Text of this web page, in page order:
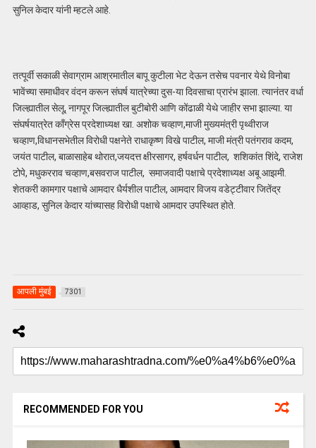
सुनिल केदार यांनी म्हटले आहे.
तत्पूर्वी सकाळी सेवाग्राम आश्रमातील बापू कुटीला भेट देऊन तसेच पवनार येथे विनोबा
भावेंच्या समाधीवर वंदन करून संघर्ष यात्रेच्या दुस-या दिवसाचा प्रारंभ झाला. त्यानंतर वर्धा
जिल्ह्यातील सेलू, नागपूर जिल्ह्यातील बुटीबोरी आणि कोंढाळी येथे जाहीर सभा झाल्या. या
संघर्षयात्रेत काँग्रेस प्रदेशाध्यक्ष खा. अशोक चव्हाण,माजी मुख्यमंत्री पृथ्वीराज
चव्हाण,विधानसभेतील विरोधी पक्षनेते राधाकृष्ण विखे पाटील, माजी मंत्री पतंगराव कदम,
जयंत पाटील, बाळासाहेब थोरात,जयदत्त क्षीरसागर, हर्षवर्धन पाटील, शशिकांत शिंदे, राजेश
टोपे, मधुकरराव चव्हाण,बसवराज पाटील, समाजवादी पक्षाचे प्रदेशाध्यक्ष अबू आझमी.
शेतकरी कामगार पक्षाचे आमदार धैर्यशील पाटील, आमदार विजय वडेट्टीवार जितेंद्र
आव्हाड, सुनिल केदार यांच्यासह विरोधी पक्षाचे आमदार उपस्थित होते.
आपली मुंबई 7301
RECOMMENDED FOR YOU